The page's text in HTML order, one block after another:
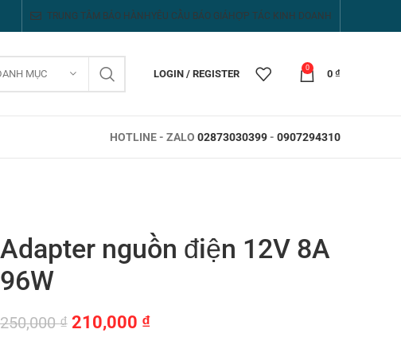
TRUNG TÂM BẢO HÀNH YÊU CẦU BÁO GIÁ HỢP TÁC KINH DOANH
MỤC LOGIN / REGISTER
0
0 ₫
HOTLINE - ZALO 02873030399- 0907294310
Adapter nguồn điện 12V 8A
96W
250,000₫ Giá
210,000 ₫Giá